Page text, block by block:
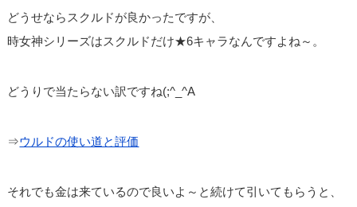
どうせならスクルドが良かったですが、
時女神シリーズはスクルドだけ★6キャラなんですよね～。
どうりで当たらない訳ですね(;^_^A
⇒ウルドの使い道と評価
それでも金は来ているので良いよ～と続けて引いてもらうと、